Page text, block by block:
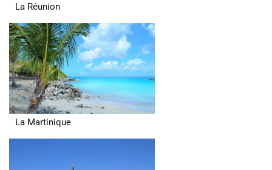
La Réunion
La Martinique